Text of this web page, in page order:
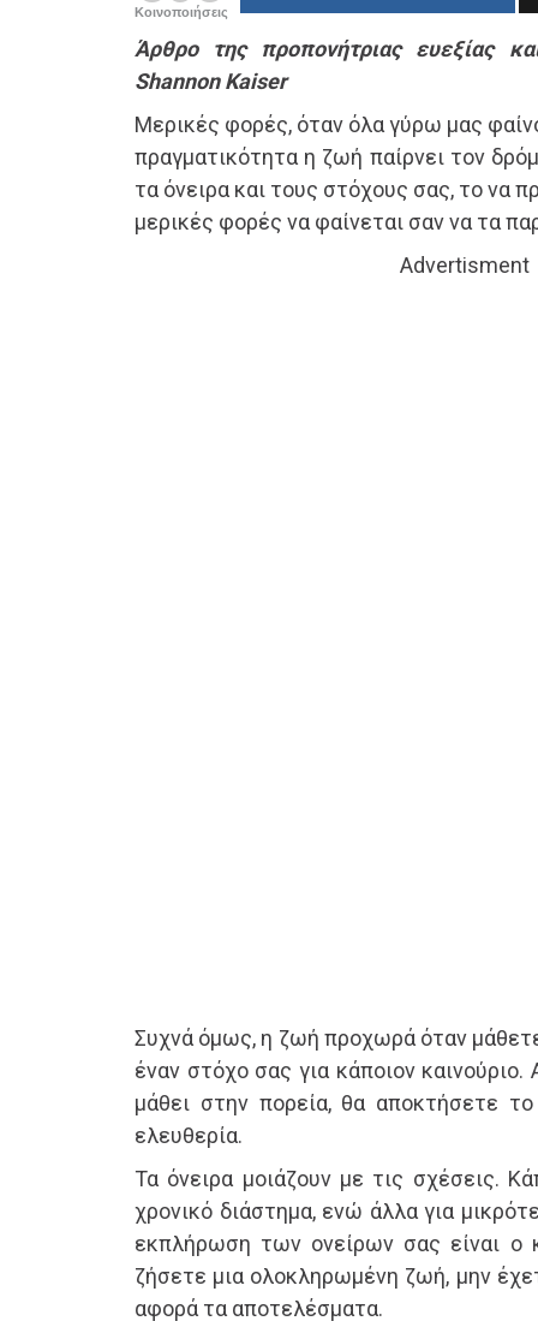
Κοινοποιήσεις
Άρθρο της προπονήτριας ευεξίας
Shannon Kaiser
Μερικές φορές, όταν όλα γύρω μας
πραγματικότητα η ζωή παίρνει τον
τα όνειρα και τους στόχους σας, το να
μερικές φορές να φαίνεται σαν να τα
Advertisment
Συχνά όμως, η ζωή προχωρά όταν
έναν στόχο σας για κάποιον
μάθει στην πορεία, θα αποκτήσετε το
ελευθερία.
Τα όνειρα μοιάζουν με τις σχέσεις.
χρονικό διάστημα, ενώ άλλα για
εκπλήρωση των ονείρων σας είναι ο
ζήσετε μια ολοκληρωμένη ζωή, μην
αφορά τα αποτελέσματα.